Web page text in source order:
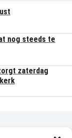
nog steeds te
zaterdag